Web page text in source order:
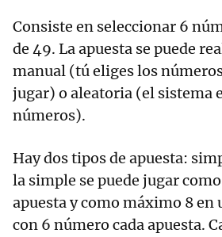
Consiste en seleccionar 6
de 49. La apuesta se puede
manual (tú eliges los
jugar) o aleatoria (el sistema
números).
Hay dos tipos de apuesta:
la simple se puede jugar
apuesta y como máximo 8
con 6 número cada apuesta.